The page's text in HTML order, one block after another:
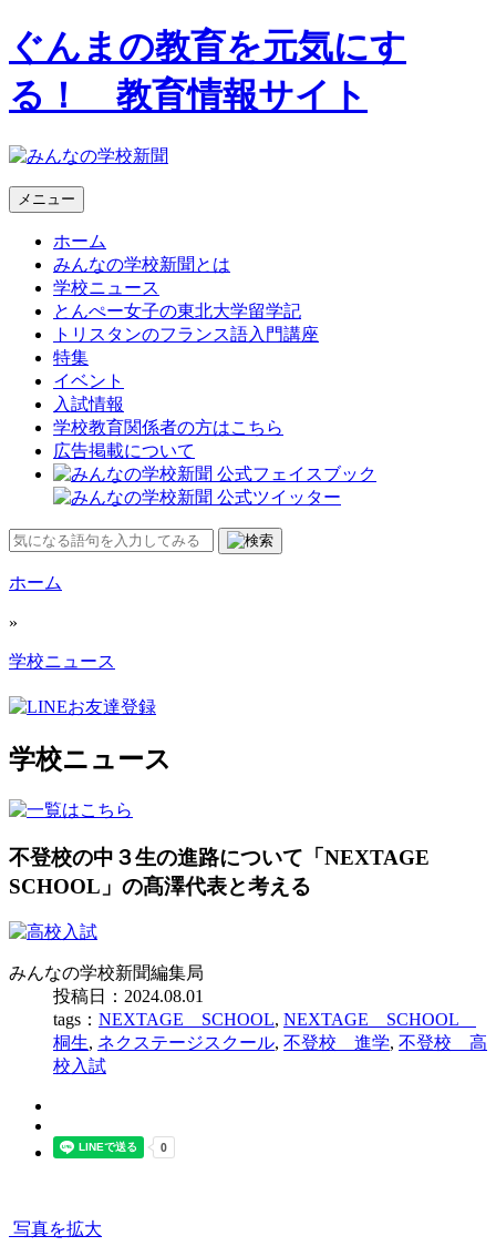
ぐんまの教育を元気にす
る！ 教育情報サイト
メニュー
ホーム
みんなの学校新聞とは
学校ニュース
とんぺー女子の東北大学留学記
トリスタンのフランス語入門講座
特集
イベント
入試情報
学校教育関係者の方はこちら
広告掲載について
ホーム
»
学校ニュース
学校ニュース
不登校の中３生の進路について「NEXTAGE
SCHOOL」の髙澤代表と考える
みんなの学校新聞編集局
投稿日：2024.08.01
tags： NEXTAGE SCHOOL, NEXTAGE SCHOOL
桐生, ネクステージスクール, 不登校 進学, 不登校 高
校入試
写真を拡大